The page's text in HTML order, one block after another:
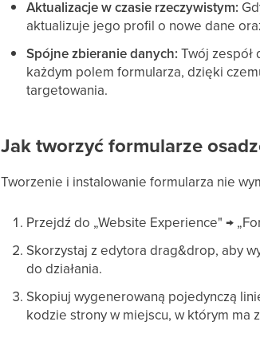
Aktualizacje w czasie rzeczywistym:
aktualizuje jego profil o nowe dane
Spójne zbieranie danych: Twój
każdym polem formularza, dzięki
targetowania.
Jak tworzyć formularze
Tworzenie i instalowanie formularza nie
Przejdź do „Website Experience" →
Skorzystaj z edytora drag&drop, aby
do działania.
Skopiuj wygenerowaną pojedynczą
kodzie strony w miejscu, w którym ma